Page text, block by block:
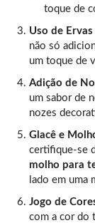
toque de
Uso de Ervas
não só
um toque de
Adição de
um sabor de
nozes
Glacê e
certifique-se
molho para
lado em uma
Jogo de
com a cor do